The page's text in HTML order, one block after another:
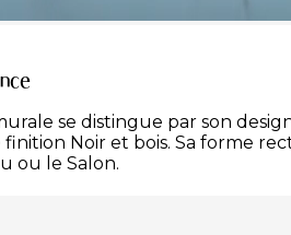
se distingue par son
finition Noir et bois. Sa forme
ou le Salon.